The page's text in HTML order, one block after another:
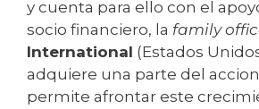
y cuenta para ello con el
socio financiero, la family
International (Estados
adquiere una parte del
permite afrontar este